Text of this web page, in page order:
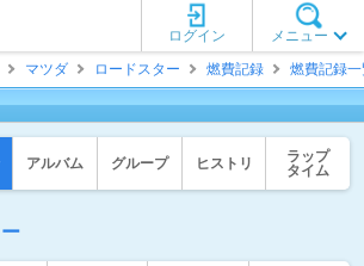
メニュー
ログイン
マツダ ロードスター 燃費記録 燃費記録
アルバム グループ ヒストリ
ラップ
タイム